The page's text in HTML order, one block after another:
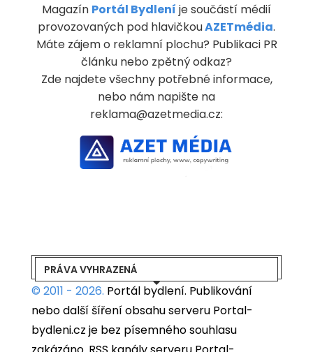
Magazín Portál Bydlení je součástí médií
provozovaných pod hlavičkouAZETmédia.
Máte zájem o reklamní plochu? Publikaci PR
článku nebo zpětný odkaz?
Zde najdete všechny potřebné informace,
nebo nám napište na
reklama@azetmedia.cz:
PRÁVA VYHRAZENÁ
© 2011 - 2026. Portál bydlení. Publikování
nebo další šíření obsahu serveru Portal-
bydleni.cz je bez písemného souhlasu